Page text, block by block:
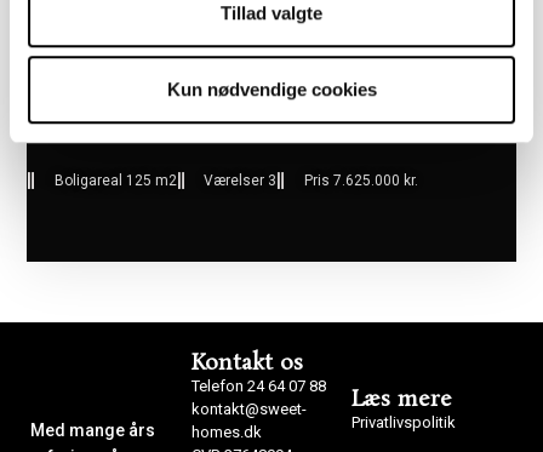
Tillad valgte
Kun nødvendige cookies
Boligareal 125 m2 Værelser 3 Pris 7.625.000 kr.
Med mange års
Kontakt os
Telefon 24 64 07 88
kontakt@sweet-
homes.dk
Læs mere
Privatlivspolitik